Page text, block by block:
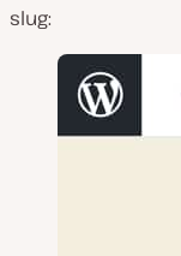
slug: